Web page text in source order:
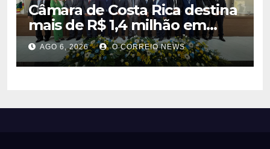
Câmara de Costa Rica destina
mais de R$ 1,4 milhão em
emendas para investimentos
em diversas áreas
AGO 6, 2026 O CORREIO NEWS